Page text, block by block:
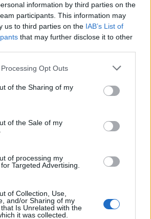
information by third parties on the
participants. This information may
us to third parties on the IAB’s List of
that may further disclose it to other
website/app uses one or more Google
or usage behaviour. You may click to
to Google and its third-party tags to
specified purposes in below Google
Opt Outs
of the Sharing of my
of the Sale of my
of processing my
Targeted Advertising.
of Collection, Use,
and/or Sharing of my
Is Unrelated with the
it was collected.
eddig nem neveztek meg
a robbantás mögött.
és a megválaszolatlan
sora
a téma érzékenysége miatt
hirdetéseket.